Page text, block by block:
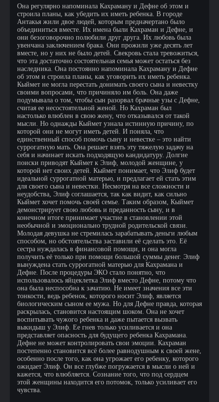
Она регулярно напоминала Кахраману и Дефне об этом и
строила планы, как убедить их иметь ребенка. В городе
Антакья жили двое людей, которым предначертано было
объединиться вместе. Их имена были Кахраман и Дефне, и
они безоговорочно полюбили друг друга. Их любовь была
увенчана заключением брака. Они прожили уже десять лет
вместе, но у них не было детей. Свекровь стала тревожиться,
что эта достаточно состоятельная семья может остаться без
наследника. Она постоянно напоминала Кахраману и Дефне
об этом и строила планы, как уговорить их иметь ребенка.
Кыймет не могла перестать донимать своего сына и невестку
своими вопросами, что причиняло им боль. Она даже
подумывала о том, чтобы сын разорвал брачные узы с Дефне,
считая ее несостоятельной женой. Но Кахраман был
настолько влюблен в свою жену, что отказывался от такой
мысли. Но однажды Кыймет узнала истинную причину, по
которой они не могут иметь детей. И поняла, что
единственный способ помочь сыну и невестке – это найти
суррогатную мать. Она решает взять эту тяжелую задачу на
себя и начинает искать подходящую кандидатуру. Долгие
поиски приводят Кыймет к Элиф, молодой женщине, у
которой нет своих детей. Кыймет понимает, что Элиф будет
идеальной суррогатной матерью, и предлагает ей стать этим
для своего сына и невестки. Несмотря на все сложности и
неудобства, Элиф соглашается, так как видит, как сильно
Кыймет хочет помочь своей семье. Таким образом, Кыймет
демонстрирует свою любовь и преданность сыну, и в
конечном итоге принимает участие в становлении этой
необычной и эмоционально трудной родительской связи.
Молодая девушка не стремилась зарабатывать деньги любым
способом, но обстоятельства заставили её сделать это. Её
сестра нуждалась в финансовой помощи, и она могла
получить её только при помощи большой суммы денег. Элиф
вынуждена стать суррогатной матерью для Кахрамана и
Дефне. После процедуры ЭКО стало понятно, что
использовалось яйцеклетка Элиф вместо Дефне, потому что
она была неспособна к зачатию. Не имеет значения все эти
тонкости, ведь ребенок, которого носит Элиф, является
биологическим сыном ее мужа. Но для Дефне правда, которая
раскрылась, становится настоящим шоком. Она не хочет
воспитывать чужого ребенка и даже пытается вызвать
выкидыш у Элиф. Ее гнев только усиливается и она
представляет опасность для будущего ребенка Кахрамана.
Дефне не может контролировать свои эмоции. Кахраман
постепенно становится всё более равнодушным к своей жене,
особенно после того, как она угрожает его ребенку, которого
ожидает Элиф. Он все глубже погружается в мысли о ней и
кажется, что влюбляется. Сознание того, что под сердцем
этой женщины находится его потомок, только усиливает его
чувства.